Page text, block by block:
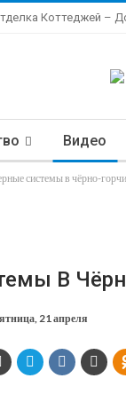
Коттеджей –
Видео
системы в чёрно-
В
21 апреля